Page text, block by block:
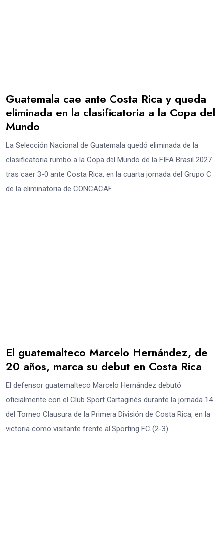
Guatemala cae ante Costa Rica y queda
eliminada en la clasificatoria a la Copa del
Mundo
La Selección Nacional de Guatemala quedó eliminada de la
clasificatoria rumbo a la Copa del Mundo de la FIFA Brasil 2027
tras caer 3-0 ante Costa Rica, en la cuarta jornada del Grupo C
de la eliminatoria de CONCACAF.
El guatemalteco Marcelo Hernández, de
20 años, marca su debut en Costa Rica
El defensor guatemalteco Marcelo Hernández debutó
oficialmente con el Club Sport Cartaginés durante la jornada 14
del Torneo Clausura de la Primera División de Costa Rica, en la
victoria como visitante frente al Sporting FC (2-3).